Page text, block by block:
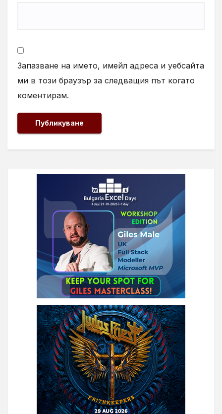
Запазване на името, имейл адреса и уебсайта
ми в този браузър за следващия път когато
коментирам.